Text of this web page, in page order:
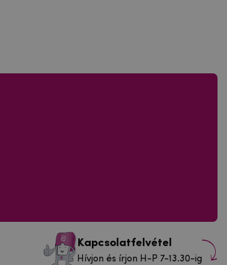
Kapcsolatfelvétel
Hívjon és írjon H-P 7-13.30-ig